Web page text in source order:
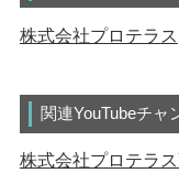
株式会社プロテラス
関連YouTubeチャ
株式会社プロテラ